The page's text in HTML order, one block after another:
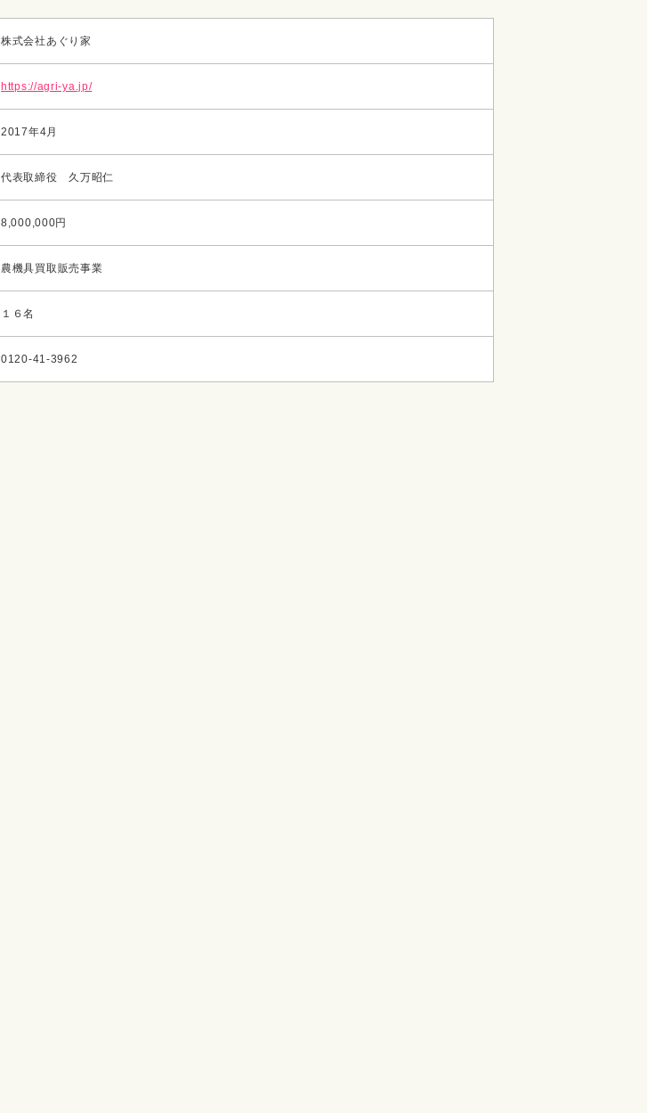
株式会社あぐり家
https://agri-ya.jp/
2017年4月
代表取締役 久万昭仁
8,000,000円
農機具買取販売事業
１６名
0120-41-3962